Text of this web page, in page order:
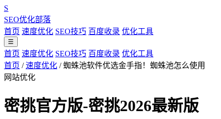
S
SEO优化部落
首页 速度优化 SEO技巧 百度收录 优化工具
☰
首页 速度优化 SEO技巧 百度收录 优化工具
首页 / 速度优化 / 蜘蛛池软件优选金手指！蜘蛛池怎么使用
网站优化
密挑官方版-密挑2026最新版